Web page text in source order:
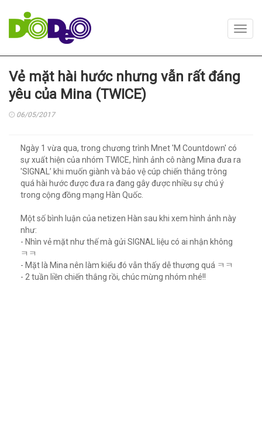
Vẻ mặt hài hước nhưng vẫn rất đáng
yêu của Mina (TWICE)
06/05/2017
Ngày 1 vừa qua, trong chương trình Mnet 'M Countdown' có
sự xuất hiện của nhóm TWICE, hình ảnh cô nàng Mina đưa ra
'SIGNAL’ khi muốn giành và bảo vệ cúp chiến thắng trông
quá hài hước được đưa ra đang gây được nhiều sự chú ý
trong cộng đồng mạng Hàn Quốc.
Một số bình luận của netizen Hàn sau khi xem hình ảnh này
như:
- Nhìn vẻ mặt như thế mà gửi SIGNAL liệu có ai nhận không
ㅋㅋ
- Mặt là Mina nên làm kiểu đó vẫn thấy dễ thương quá ㅋㅋ
- 2 tuần liền chiến thắng rồi, chúc mừng nhóm nhé!!